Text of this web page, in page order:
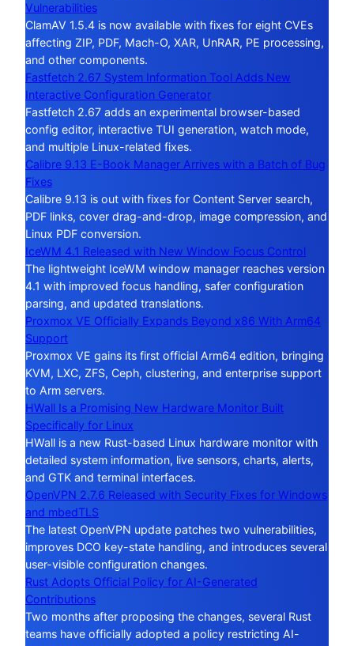
Vulnerabilities
ClamAV 1.5.4 is now available with fixes for eight CVEs
affecting ZIP, PDF, Mach-O, XAR, UnRAR, PE processing,
and other components.
Fastfetch 2.67 System Information Tool Adds New
Interactive Configuration Generator
Fastfetch 2.67 adds an experimental browser-based
config editor, interactive TUI generation, watch mode,
and multiple Linux-related fixes.
Calibre 9.13 E-Book Manager Arrives with a Batch of Bug
Fixes
Calibre 9.13 is out with fixes for Content Server search,
PDF links, cover drag-and-drop, image compression, and
Linux PDF conversion.
IceWM 4.1 Released with New Window Focus Control
The lightweight IceWM window manager reaches version
4.1 with improved focus handling, safer configuration
parsing, and updated translations.
Proxmox VE Officially Expands Beyond x86 With Arm64
Support
Proxmox VE gains its first official Arm64 edition, bringing
KVM, LXC, ZFS, Ceph, clustering, and enterprise support
to Arm servers.
HWall Is a Promising New Hardware Monitor Built
Specifically for Linux
HWall is a new Rust-based Linux hardware monitor with
detailed system information, live sensors, charts, alerts,
and GTK and terminal interfaces.
OpenVPN 2.7.6 Released with Security Fixes for Windows
and mbedTLS
The latest OpenVPN update patches two vulnerabilities,
improves DCO key-state handling, and introduces several
user-visible configuration changes.
Rust Adopts Official Policy for AI-Generated
Contributions
Two months after proposing the changes, several Rust
teams have officially adopted a policy restricting AI-